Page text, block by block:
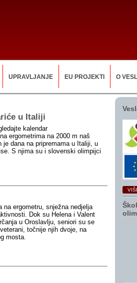
UPRAVLJANJE EU PROJEKTI O
u Italiji
kalendar
ergometrima na 2000 m naš
dana na pripremama u Italiji, u
S njima su i slovenski olimpijci
na ergometru, snježna nedjelja
Dok su Helena i Valent
u Oroslavlju, seniori su se
točnije njih dvoje, na
mosta.